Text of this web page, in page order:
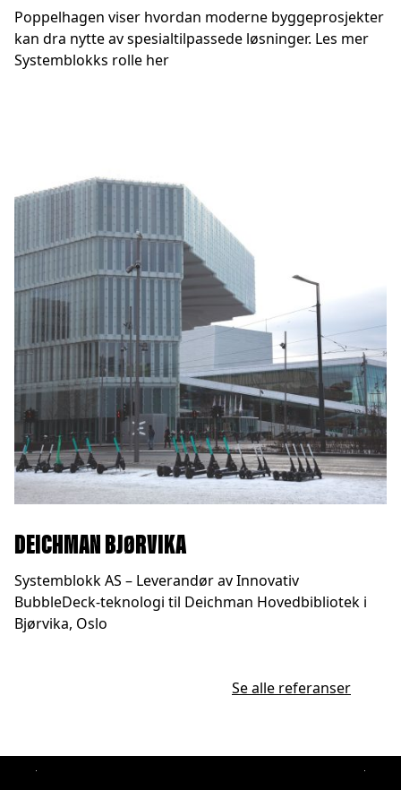
Poppelhagen viser hvordan moderne byggeprosjekter
kan dra nytte av spesialtilpassede løsninger. Les mer
Systemblokks rolle her
DEICHMAN BJØRVIKA
Systemblokk AS – Leverandør av Innovativ
BubbleDeck-teknologi til Deichman Hovedbibliotek i
Bjørvika, Oslo
Se alle referanser